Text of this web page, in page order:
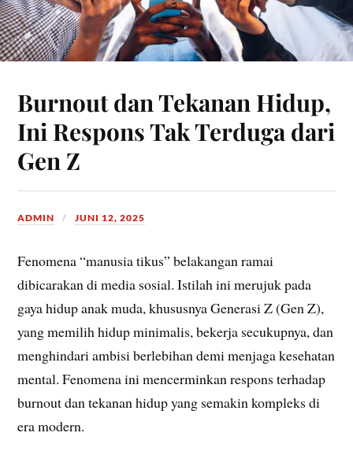
Burnout dan Tekanan Hidup,
Ini Respons Tak Terduga dari
Gen Z
ADMIN JUNI 12, 2025
Fenomena “manusia tikus” belakangan ramai
dibicarakan di media sosial. Istilah ini merujuk pada
gaya hidup anak muda, khususnya Generasi Z (Gen Z),
yang memilih hidup minimalis, bekerja secukupnya, dan
menghindari ambisi berlebihan demi menjaga kesehatan
mental. Fenomena ini mencerminkan respons terhadap
burnout dan tekanan hidup yang semakin kompleks di
era modern.